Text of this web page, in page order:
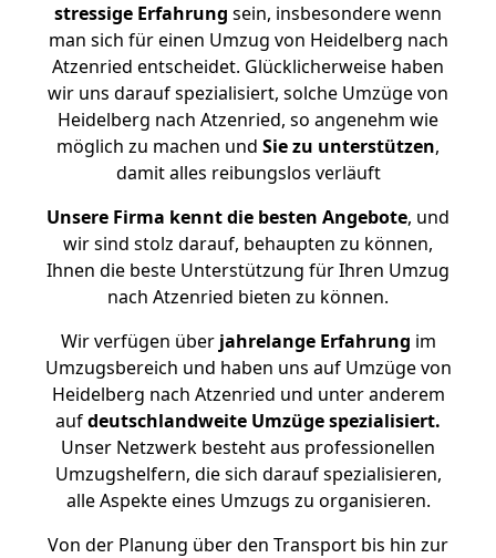
stressige Erfahrung sein, insbesondere wenn
man sich für einen Umzug von Heidelberg nach
Atzenried entscheidet. Glücklicherweise haben
wir uns darauf spezialisiert, solche Umzüge von
Heidelberg nach Atzenried, so angenehm wie
möglich zu machen und Sie zu unterstützen,
damit alles reibungslos verläuft
Unsere Firma kennt die besten Angebote, und
wir sind stolz darauf, behaupten zu können,
Ihnen die beste Unterstützung für Ihren Umzug
nach Atzenried bieten zu können.
Wir verfügen überjahrelange Erfahrung im
Umzugsbereich und haben uns auf Umzüge von
Heidelberg nach Atzenried und unter anderem
aufdeutschlandweite Umzüge spezialisiert.
Unser Netzwerk besteht aus professionellen
Umzugshelfern, die sich darauf spezialisieren,
alle Aspekte eines Umzugs zu organisieren.
Von der Planung über den Transport bis hin zur